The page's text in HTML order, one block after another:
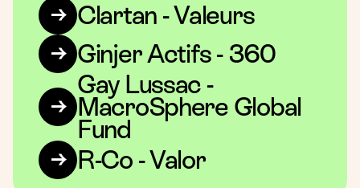
Clartan - Valeurs
Ginjer Actifs - 360
Gay Lussac -
MacroSphere Global
Fund
R-Co - Valor